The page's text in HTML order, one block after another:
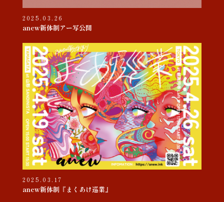
2025.03.26
anew新体制アー写公開
2025.03.17
anew新体制『まくあけ巡業』